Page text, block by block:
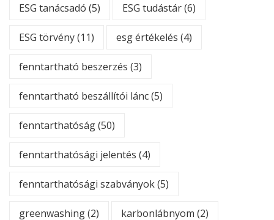
ESG tanácsadó (5) ESG tudástár(6)
ESG törvény(11) esg értékelés (4)
fenntartható beszerzés (3)
fenntartható beszállítói lánc(5)
fenntarthatóság(50)
fenntarthatósági jelentés (4)
fenntarthatósági szabványok(5)
greenwashing(2) karbonlábnyom (2)